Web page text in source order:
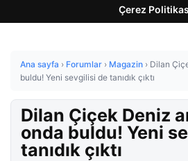
Çerez
Ana sayfa › Forumlar › Magazin › Dilan
buldu! Yeni sevgilisi de tanıdık çıktı
Dilan Çiçek Deniz
onda buldu! Yeni
tanıdık çıktı